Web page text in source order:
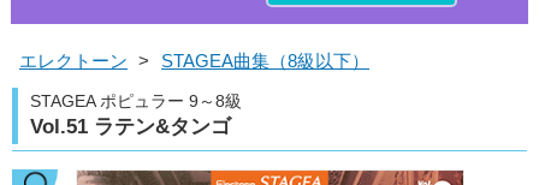
エレクトーン > STAGEA曲集（8級以下）
STAGEA ポピュラー 9～8級
Vol.51 ラテン&タンゴ